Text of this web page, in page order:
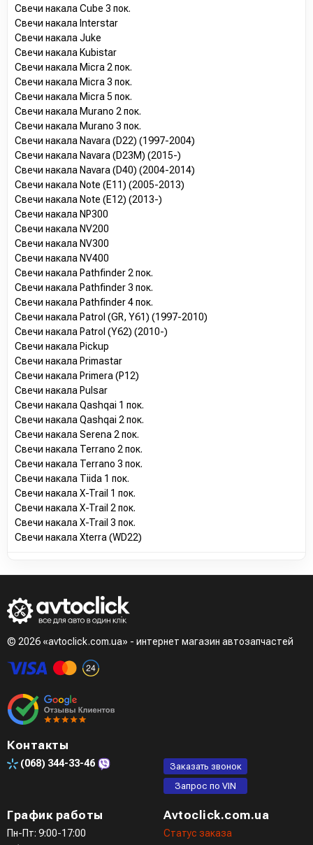
Свечи накала Cube 3 пок.
Свечи накала Interstar
Свечи накала Juke
Свечи накала Kubistar
Свечи накала Micra 2 пок.
Свечи накала Micra 3 пок.
Свечи накала Micra 5 пок.
Свечи накала Murano 2 пок.
Свечи накала Murano 3 пок.
Свечи накала Navara (D22) (1997-2004)
Свечи накала Navara (D23M) (2015-)
Свечи накала Navara (D40) (2004-2014)
Свечи накала Note (E11) (2005-2013)
Свечи накала Note (E12) (2013-)
Свечи накала NP300
Свечи накала NV200
Свечи накала NV300
Свечи накала NV400
Свечи накала Pathfinder 2 пок.
Свечи накала Pathfinder 3 пок.
Свечи накала Pathfinder 4 пок.
Свечи накала Patrol (GR, Y61) (1997-2010)
Свечи накала Patrol (Y62) (2010-)
Свечи накала Pickup
Свечи накала Primastar
Свечи накала Primera (P12)
Свечи накала Pulsar
Свечи накала Qashqai 1 пок.
Свечи накала Qashqai 2 пок.
Свечи накала Serena 2 пок.
Свечи накала Terrano 2 пок.
Свечи накала Terrano 3 пок.
Свечи накала Tiida 1 пок.
Свечи накала X-Trail 1 пок.
Свечи накала X-Trail 2 пок.
Свечи накала X-Trail 3 пок.
Свечи накала Xterra (WD22)
© 2026 «avtoclick.com.ua» - интернет магазин автозапчастей
Контакты
(068) 344-33-46
Заказать звонок
Запрос по VIN
График работы
Пн-Пт: 9:00-17:00
Avtoclick.com.ua
Статус заказа